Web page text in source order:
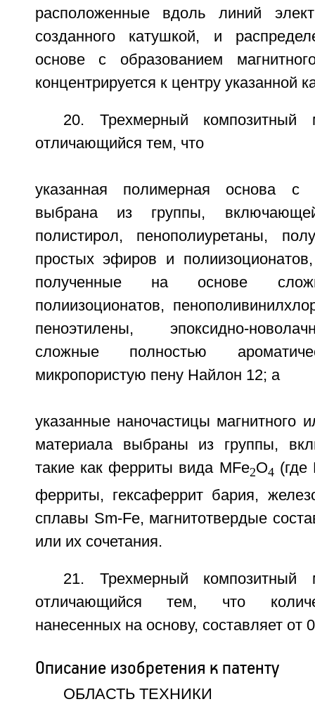
расположенные вдоль линий
созданного катушкой, и
основе с образованием
концентрируется к центру указанной
20. Трехмерный композитный
отличающийся тем, что
указанная полимерная основа с
выбрана из группы,
полистирол, пенополиуретаны,
простых эфиров и
полученные на основе
полиизоционатов,
пеноэтилены, эпоксидно-
сложные полностью
микропористую пену Найлон 12; а
указанные наночастицы магнитного
материала выбраны из группы,
такие как ферриты вида МFе2O4
ферриты, гексаферрит бария,
сплавы Sm-Fe, магнитотвердые
или их сочетания.
21. Трехмерный композитный
отличающийся тем, что
нанесенных на основу, составляет от
Описание изобретения к патенту
ОБЛАСТЬ ТЕХНИКИ